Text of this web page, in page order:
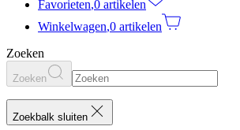
Favorieten,0 artikelen
Winkelwagen,0 artikelen
Zoeken
Zoeken
Zoekbalk sluiten